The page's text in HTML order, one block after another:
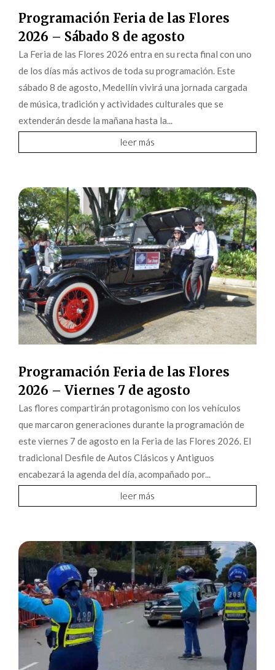
Programación Feria de las Flores
2026 – Sábado 8 de agosto
La Feria de las Flores 2026 entra en su recta final con uno
de los días más activos de toda su programación. Este
sábado 8 de agosto, Medellín vivirá una jornada cargada
de música, tradición y actividades culturales que se
extenderán desde la mañana hasta la...
leer más
Programación Feria de las Flores
2026 – Viernes 7 de agosto
Las flores compartirán protagonismo con los vehículos
que marcaron generaciones durante la programación de
este viernes 7 de agosto en la Feria de las Flores 2026. El
tradicional Desfile de Autos Clásicos y Antiguos
encabezará la agenda del día, acompañado por...
leer más